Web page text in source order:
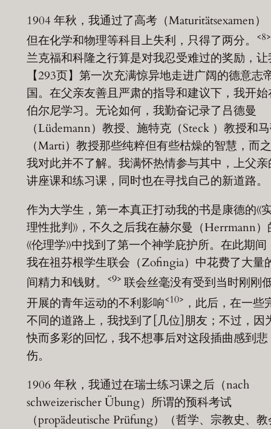
1904 年秋，我通过了高考（Maturitätsexamen）
但在化学和物理等科目上失利，只得了两分。
兰克福和科隆之行算是对我忍受难过的奖励，让
【293页】第一次充满惊异地走进广阔的德意志
国。在父亲友善且严肃的指导和建议下，我开始
伯尔尼学习。无论如何，我勤奋记录了吕德曼
（Lüdemann）教授、施特克（Steck ）教授和
（Marti）教授那些纯粹但有些枯燥的智慧，而
我对此并不了解。我满怀热情参与其中，上父亲
讲座课和练习课，同时也在寻找自己的新道路。
作为大学生，第一本真正打动我的书是康德的《
理性批判》，不久之后我在赫尔曼（Herrmann）
《伦理学》中找到了第一个神学庇护所。在此期间
我在祖芬根学生联会（Zofingia）中花费了大量
间精力和钱财。
<9> 联会丝毫没有受到当时刚刚
开展的青年运动的不利影响<10> ，此后，在一些
不同的道路上，我找到了[几位]朋友；不过，因
快而多彩的回忆，我不想事后对这段插曲感到悲
伤。
1906 年秋，我通过在瑞士练习课之后（nach
schweizerischer Übung）所谓的预科考试
（propädeutische Prüfung）（哲学、宗教史、